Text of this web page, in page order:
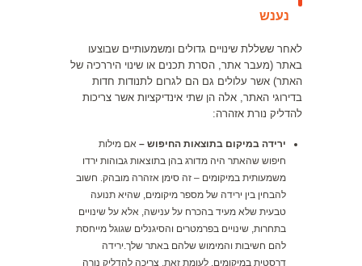
נענש
לאחר ששללת שינויים גדולים ומשמעותיים שבוצעו
באתר (מעבר אתר, הסרת תכנים או שינוי היררכיה של
האתר) אשר עלולים גם הם לגרום לתנודות חדות
בדירוגי האתר, אלה הן שתי אינדיקציות אשר צריכות
להדליק נורת אזהרה:
ירידה במיקום בתוצאות החיפוש – אם מילות
חיפוש שהאתר היה מדורג בהן בתוצאות גבוהות ירדו
משמעותית במיקומים – זה סימן אזהרה מובהק. חשוב
להבחין בין ירידה של מספר מיקומים, שהיא תנועה
טבעית שלא מעיד בהכרח על ענישה, אלא על שינויים
בתחרות, שינויים בפרמטרים והסיגנלים שגוגל מייחסת
להם חשיבות והמימוש שלהם באתר שלך.ירידה
דרסטית במיקומים, לעומת זאת, צריכה להדליק נורה